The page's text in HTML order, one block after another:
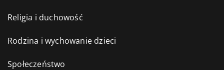
Religia i duchowość
Rodzina i wychowanie dzieci
Społeczeństwo